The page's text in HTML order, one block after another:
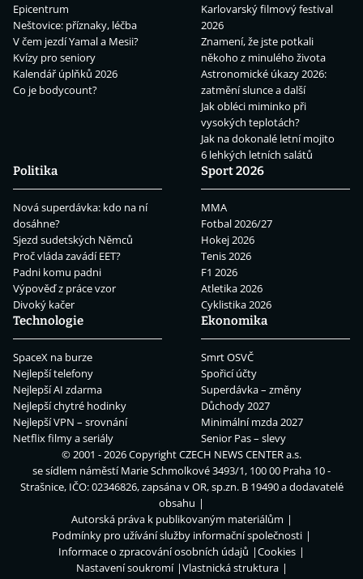
Epicentrum
Neštovice: příznaky, léčba
V čem jezdí Yamal a Mesii?
Kvízy pro seniory
Kalendář úplňků 2026
Co je bodycount?
Karlovarský filmový festival
2026
Znamení, že jste potkali
někoho z minulého života
Astronomické úkazy 2026:
zatmění slunce a další
Jak obléci miminko při
vysokých teplotách?
Jak na dokonalé letní mojito
6 lehkých letních salátů
Politika
Nová superdávka: kdo na ní
dosáhne?
Sjezd sudetských Němců
Proč vláda zavádí EET?
Padni komu padni
Výpověď z práce vzor
Divoký kačer
Sport 2026
MMA
Fotbal 2026/27
Hokej 2026
Tenis 2026
F1 2026
Atletika 2026
Cyklistika 2026
Technologie
SpaceX na burze
Nejlepší telefony
Nejlepší AI zdarma
Nejlepší chytré hodinky
Nejlepší VPN – srovnání
Netflix filmy a seriály
Ekonomika
Smrt OSVČ
Spořicí účty
Superdávka – změny
Důchody 2027
Minimální mzda 2027
Senior Pas – slevy
© 2001 - 2026 CopyrightCZECH NEWS CENTER a.s.
se sídlem náměstí Marie Schmolkové 3493/1, 100 00 Praha 10 -
Strašnice, IČO: 02346826, zapsána v OR, sp.zn. B 19490 a dodavatelé
obsahu
Autorská práva k publikovaným materiálům
Podmínky pro užívání služby informační společnosti
Informace o zpracování osobních údajů
Cookies
Nastavení soukromí
Vlastnická struktura